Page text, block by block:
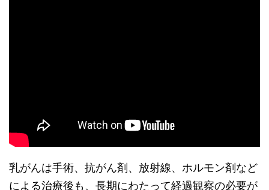
乳がんは手術、抗がん剤、放射線、ホルモン剤など
による治療後も、長期にわたって経過観察の必要が